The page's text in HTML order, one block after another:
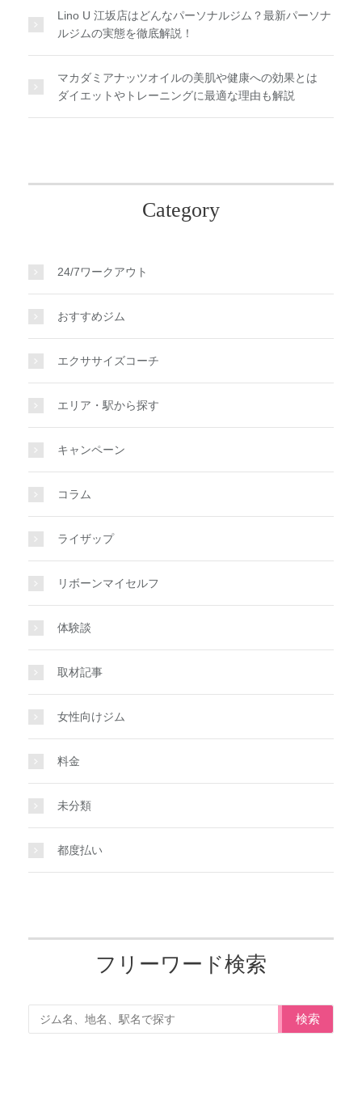
Lino U 江坂店はどんなパーソナルジム？最新パーソナ
ルジムの実態を徹底解説！
マカダミアナッツオイルの美肌や健康への効果とは
ダイエットやトレーニングに最適な理由も解説
Category
24/7ワークアウト
おすすめジム
エクササイズコーチ
エリア・駅から探す
キャンペーン
コラム
ライザップ
リボーンマイセルフ
体験談
取材記事
女性向けジム
料金
未分類
都度払い
フリーワード検索
検索